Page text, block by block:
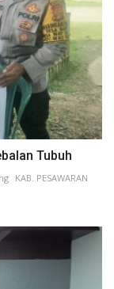
Tubuh
KAB. PESAWARAN